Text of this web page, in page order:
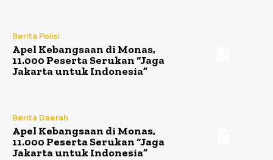
Berita Polisi
Apel Kebangsaan di Monas,
11.000 Peserta Serukan “Jaga
Jakarta untuk Indonesia”
Berita Daerah
Apel Kebangsaan di Monas,
11.000 Peserta Serukan “Jaga
Jakarta untuk Indonesia”